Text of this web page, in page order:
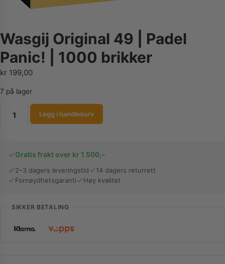
Wasgij Original 49 | Padel
Panic! | 1000 brikker
kr 199,00
7 på lager
Original
Padel
Panic!
brikker
Legg i handlekurv
Gratis frakt over kr 1 500,–
2–3 dagers leveringstid
14 dagers returrett
Fornøydhetsgaranti
Høy kvalitet
SIKKER BETALING